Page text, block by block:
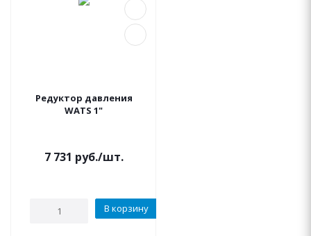
Редуктор давления
WATS 1"
7 731 руб./шт.
В корзину